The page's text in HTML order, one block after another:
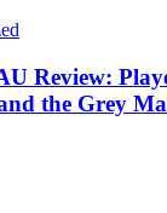
Review:
the Grey